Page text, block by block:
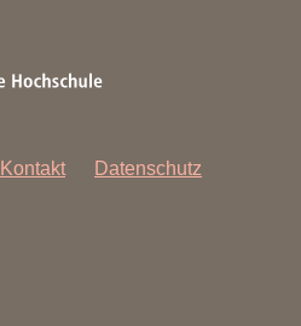
Kontakt
Datenschutz